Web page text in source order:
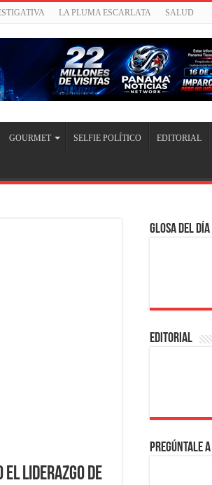
LA PLUMA ESCARLATA SALUD
GOURMET SELFIE POLÍTICO EDITORIAL
el liderazgo de
Glosa del Día
EDITORIAL
Pregúntale